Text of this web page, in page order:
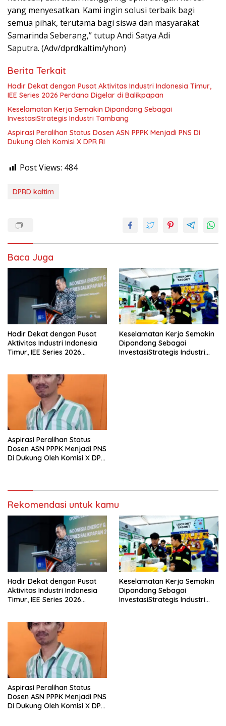
yang menyesatkan. Kami ingin solusi terbaik bagi
semua pihak, terutama bagi siswa dan masyarakat
Samarinda Seberang,” tutup Andi Satya Adi
Saputra. (Adv/dprdkaltim/yhon)
Berita Terkait
Hadir Dekat dengan Pusat Aktivitas Industri Indonesia Timur,
IEE Series 2026 Perdana Digelar di Balikpapan
Keselamatan Kerja Semakin Dipandang Sebagai
InvestasiStrategis Industri Tambang
Aspirasi Peralihan Status Dosen ASN PPPK Menjadi PNS Di
Dukung Oleh Komisi X DPR RI
Post Views: 484
DPRD kaltim
Baca Juga
Hadir Dekat dengan Pusat
Aktivitas Industri Indonesia
Timur, IEE Series 2026
Keselamatan Kerja Semakin
Dipandang Sebagai
InvestasiStrategis Industri
Aspirasi Peralihan Status
Dosen ASN PPPK Menjadi PNS
Di Dukung Oleh Komisi X DPR
Rekomendasi untuk kamu
Hadir Dekat dengan Pusat
Aktivitas Industri Indonesia
Timur, IEE Series 2026
Keselamatan Kerja Semakin
Dipandang Sebagai
InvestasiStrategis Industri
Aspirasi Peralihan Status
Dosen ASN PPPK Menjadi PNS
Di Dukung Oleh Komisi X DPR